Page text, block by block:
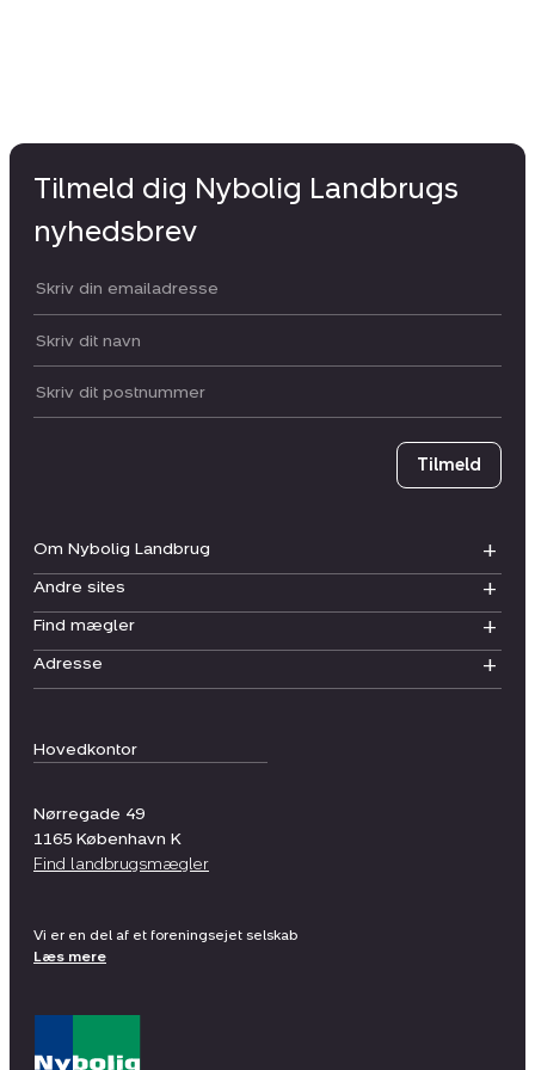
Hovedkontor
Nørregade 49
1165 København K
Find landbrugsmægler
Om Nybolig Landbrug
Andre sites
Find mægler
Adresse
Tilmeld dig Nybolig Landbrugs
nyhedsbrev
Din email:
Dit navn:
Postnummer
Tilmeld
Vi er en del af et foreningsejet selskab
Læs mere